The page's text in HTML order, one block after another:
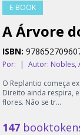
E-BOOK
A Árvore
ISBN:
Por: | Autor: Nobles,
O Replantio começa
Direito ainda respira,
flores. Não se tr...
147